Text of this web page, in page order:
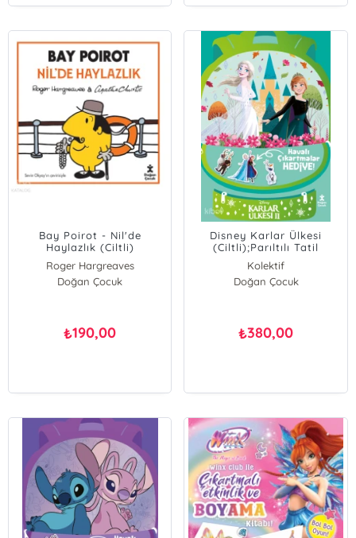
Bay Poirot - Nil'de
Haylazlık (Ciltli)
Roger Hargreaves
Agatha Christie
Doğan Çocuk
₺190,00
Disney Karlar Ülkesi
(Ciltli);Parıltılı Tatil
Çantam Etkinlik ve
Boyama Kitabı
Kolektif
Doğan Çocuk
₺380,00